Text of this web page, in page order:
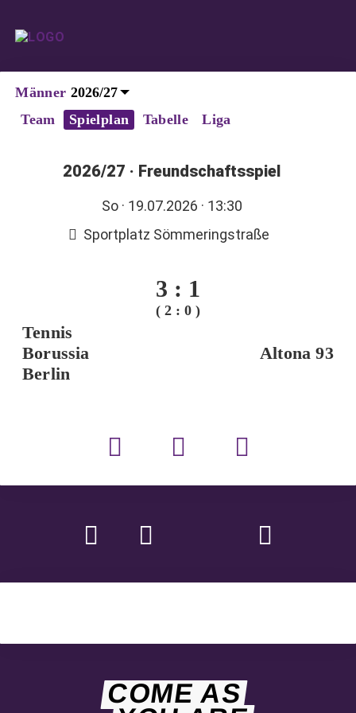
Männer
Team
Spielplan Tabelle Liga
2026/27 · Freundschaftsspiel
So · 19.07.2026 · 13:30
Sportplatz Sömmeringstraße
3 : 1
( 2 : 0 )
Tennis
Borussia
Berlin
Altona 93
COME AS